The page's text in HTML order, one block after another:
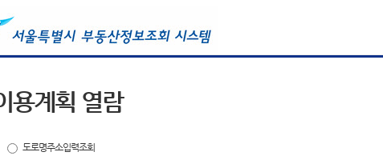
용계획 열람
도로명주소입력조회